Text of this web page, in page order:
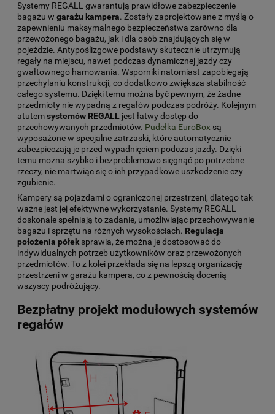
Systemy REGALL gwarantują prawidłowe zabezpieczenie
bagażu w garażu kampera. Zostały zaprojektowane z myślą o
zapewnieniu maksymalnego bezpieczeństwa zarówno dla
przewożonego bagażu, jak i dla osób znajdujących się w
pojeździe. Antypoślizgowe podstawy skutecznie utrzymują
regały na miejscu, nawet podczas dynamicznej jazdy czy
gwałtownego hamowania. Wsporniki natomiast zapobiegają
przechylaniu konstrukcji, co dodatkowo zwiększa stabilność
całego systemu. Dzięki temu można być pewnym, że żadne
przedmioty nie wypadną z regałów podczas podróży. Kolejnym
atutemsystemów REGALL jest łatwy dostęp do
przechowywanych przedmiotów. Pudełka EuroBox są
wyposażone w specjalne zatrzaski, które automatycznie
zabezpieczają je przed wypadnięciem podczas jazdy. Dzięki
temu można szybko i bezproblemowo sięgnąć po potrzebne
rzeczy, nie martwiąc się o ich przypadkowe uszkodzenie czy
zgubienie.
Kampery są pojazdami o ograniczonej przestrzeni, dlatego tak
ważne jest jej efektywne wykorzystanie. Systemy REGALL
doskonale spełniają to zadanie, umożliwiając przechowywanie
bagażu i sprzętu na różnych wysokościach. Regulacja
położenia półeksprawia, że można je dostosować do
indywidualnych potrzeb użytkowników oraz przewożonych
przedmiotów. To z kolei przekłada się na lepszą organizację
przestrzeni w garażu kampera, co z pewnością docenią
wszyscy podróżujący.
Bezpłatny projekt modułowych systemów
regałów